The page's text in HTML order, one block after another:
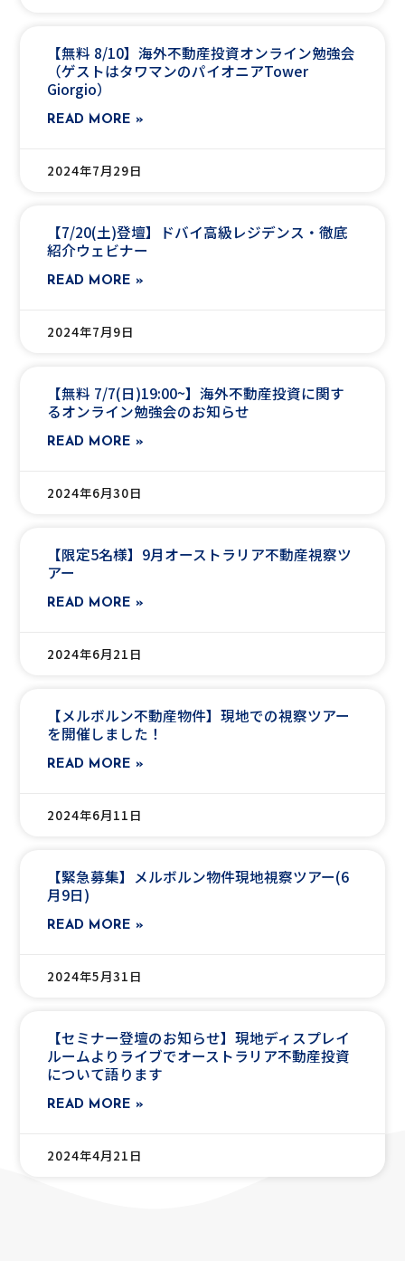
【無料 8/10】海外不動産投資オンライン勉強会
（ゲストはタワマンのパイオニアTower
Giorgio）
READ MORE »
2024年7月29日
【7/20(土)登壇】ドバイ高級レジデンス・徹底
紹介ウェビナー
READ MORE »
2024年7月9日
【無料 7/7(日)19:00~】海外不動産投資に関す
るオンライン勉強会のお知らせ
READ MORE »
2024年6月30日
【限定5名様】9月オーストラリア不動産視察ツ
アー
READ MORE »
2024年6月21日
【メルボルン不動産物件】現地での視察ツアー
を開催しました！
READ MORE »
2024年6月11日
【緊急募集】メルボルン物件現地視察ツアー(6
月9日)
READ MORE »
2024年5月31日
【セミナー登壇のお知らせ】現地ディスプレイ
ルームよりライブでオーストラリア不動産投資
について語ります
READ MORE »
2024年4月21日